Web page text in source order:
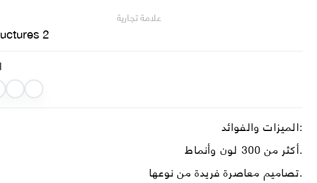
2
علامة تجارية
الميزات والفوائد:
أكثر من 300 لون وأنماط.
تصاميم معاصرة فريدة من نوعها.